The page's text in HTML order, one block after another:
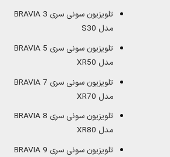
تلویزیون سونی سری BRAVIA 3
مدل S30
تلویزیون سونی سری BRAVIA 5
مدل XR50
تلویزیون سونی سری BRAVIA 7
مدل XR70
تلویزیون سونی سری BRAVIA 8
مدل XR80
تلویزیون سونی سری BRAVIA 9